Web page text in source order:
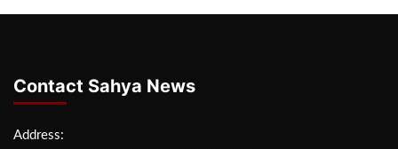
Contact Sahya News
Address: